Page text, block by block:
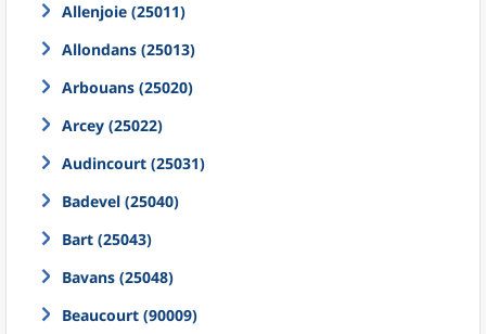
Allenjoie (25011)
Allondans (25013)
Arbouans (25020)
Arcey (25022)
Audincourt (25031)
Badevel (25040)
Bart (25043)
Bavans (25048)
Beaucourt (90009)